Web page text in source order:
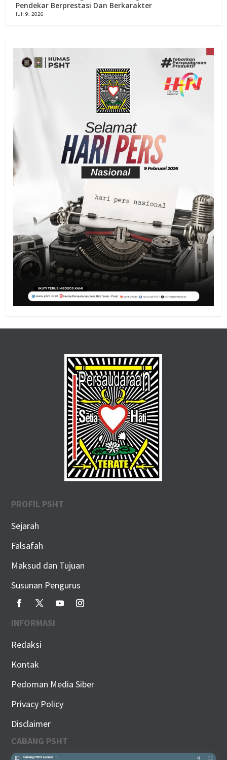
Pendekar Berprestasi Dan Berkarakter
Juli 9, 2026
PROFIL PSHT
Sejarah
Falsafah
Maksud dan Tujuan
Susunan Pengurus
INFORMASI
Redaksi
Kontak
Pedoman Media Siber
Privacy Policy
Disclaimer
CABANG PSHT